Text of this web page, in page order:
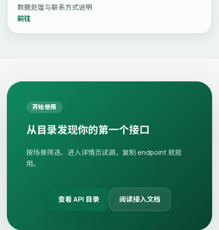
数据处理与联系方式说明
前往
开始使用
从目录发现你的第一个接口
按场景筛选、进入详情页试调，复制 endpoint 就能
用。
查看 API 目录 阅读接入文档